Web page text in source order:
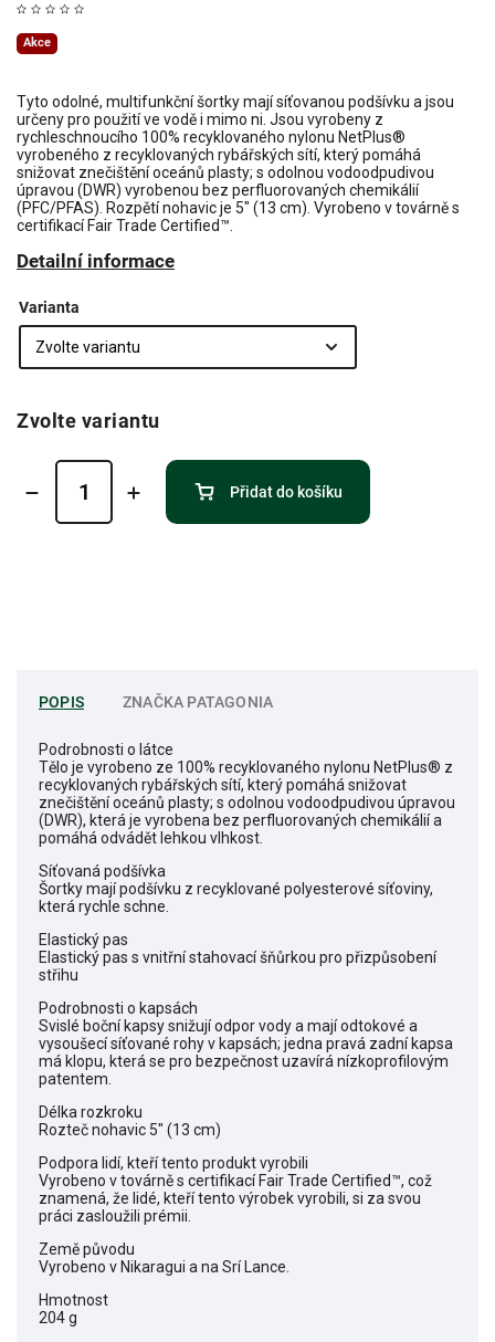
Akce
Tyto odolné, multifunkční šortky mají síťovanou podšívku a jsou
určeny pro použití ve vodě i mimo ni. Jsou vyrobeny z
rychleschnoucího 100% recyklovaného nylonu NetPlus®
vyrobeného z recyklovaných rybářských sítí, který pomáhá
snižovat znečištění oceánů plasty; s odolnou vodoodpudivou
úpravou (DWR) vyrobenou bez perfluorovaných chemikálií
(PFC/PFAS). Rozpětí nohavic je 5" (13 cm). Vyrobeno v továrně s
certifikací Fair Trade Certified™.
Detailní informace
Varianta
Zvolte variantu
Přidat do košíku
POPIS ZNAČKA PATAGONIA
Podrobnosti o látce
Tělo je vyrobeno ze 100% recyklovaného nylonu NetPlus® z
recyklovaných rybářských sítí, který pomáhá snižovat
znečištění oceánů plasty; s odolnou vodoodpudivou úpravou
(DWR), která je vyrobena bez perfluorovaných chemikálií a
pomáhá odvádět lehkou vlhkost.
Síťovaná podšívka
Šortky mají podšívku z recyklované polyesterové síťoviny,
která rychle schne.
Elastický pas
Elastický pas s vnitřní stahovací šňůrkou pro přizpůsobení
střihu
Podrobnosti o kapsách
Svislé boční kapsy snižují odpor vody a mají odtokové a
vysoušecí síťované rohy v kapsách; jedna pravá zadní kapsa
má klopu, která se pro bezpečnost uzavírá nízkoprofilovým
patentem.
Délka rozkroku
Rozteč nohavic 5" (13 cm)
Podpora lidí, kteří tento produkt vyrobili
Vyrobeno v továrně s certifikací Fair Trade Certified™, což
znamená, že lidé, kteří tento výrobek vyrobili, si za svou
práci zasloužili prémii.
Země původu
Vyrobeno v Nikaragui a na Srí Lance.
Hmotnost
204 g